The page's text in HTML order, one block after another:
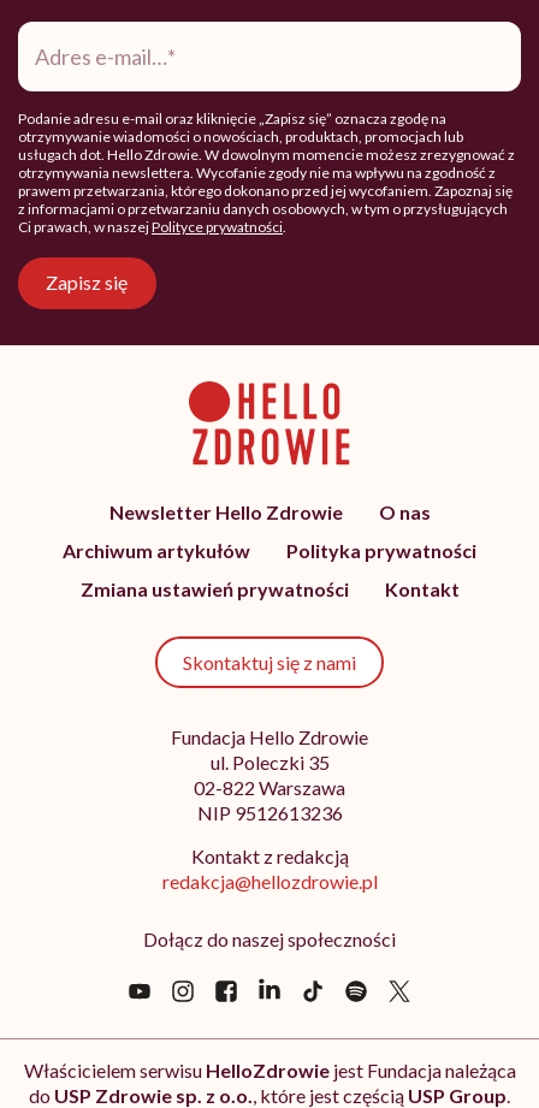
Adres
mail*
Podanie adresu e-mail oraz kliknięcie „Zapisz się” oznacza zgodę na
otrzymywanie wiadomości o nowościach, produktach, promocjach lub
usługach dot. Hello Zdrowie. W dowolnym momencie możesz zrezygnować z
otrzymywania newslettera. Wycofanie zgody nie ma wpływu na zgodność z
prawem przetwarzania, którego dokonano przed jej wycofaniem. Zapoznaj się
z informacjami o przetwarzaniu danych osobowych, w tym o przysługujących
Ci prawach, w naszejPolityce prywatności
Zapisz się
Newsletter Hello Zdrowie
O nas
Archiwum artykułów
Polityka prywatności
Zmiana ustawień prywatności
Kontakt
Skontaktuj się z nami
Fundacja Hello Zdrowie
ul. Poleczki 35
02-822 Warszawa
NIP 9512613236
Kontakt z redakcją
redakcja@hellozdrowie.pl
Dołącz do naszej społeczności
Właścicielem serwisu HelloZdrowiejest Fundacja należąca
do USP Zdrowie sp. z o.o., które jest częścią USP Group.